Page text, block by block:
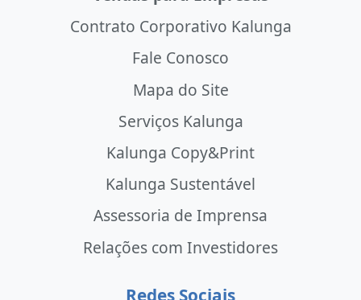
Contrato Corporativo Kalunga
Fale Conosco
Mapa do Site
Serviços Kalunga
Kalunga Copy&Print
Kalunga Sustentável
Assessoria de Imprensa
Relações com Investidores
Redes Sociais